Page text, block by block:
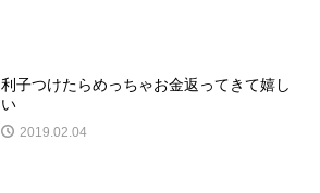
利子つけたらめっちゃお金返ってきて嬉し
い
2019.02.04